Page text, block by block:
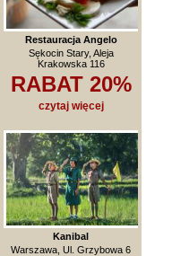
Restauracja Angelo
Sękocin Stary, Aleja
Krakowska 116
RABAT 20%
czytaj więcej
Kanibal
Warszawa, Ul. Grzybowa 6